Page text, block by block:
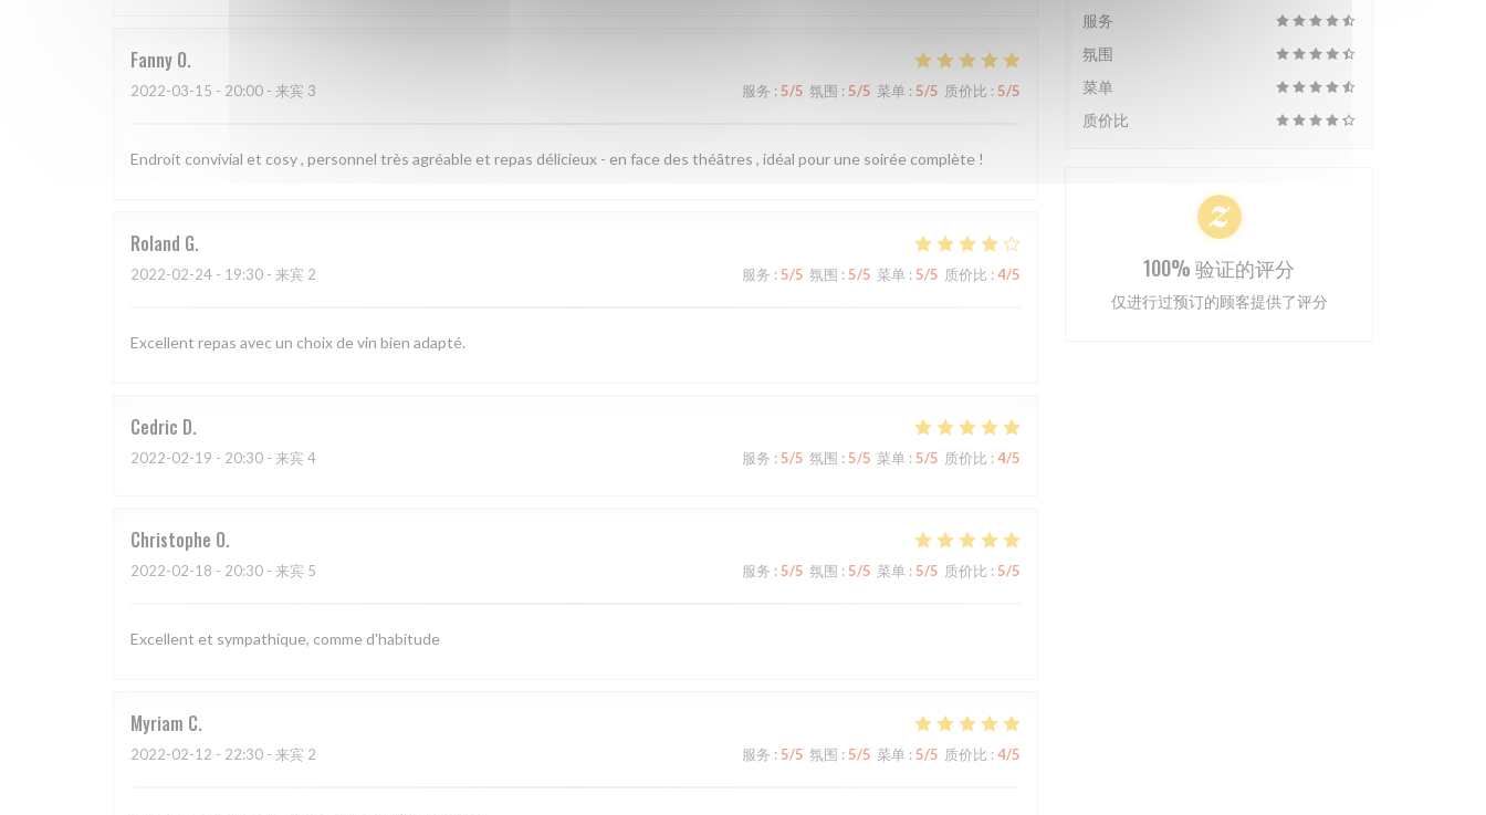
Fanny O
2022-03-15 - 20:00 - 来宾 3 服务 : 5/5 氛围 : 5/5 菜单 : 5/5 质价比 : 5/5
Endroit convivial et cosy , personnel très agréable et repas délicieux - en face des théâtres , idéal pour une soirée complète !
Roland G
2022-02-24 - 19:30 - 来宾 2 服务 : 5/5 氛围 : 5/5 菜单 : 5/5 质价比 : 4/5
Excellent repas avec un choix de vin bien adapté.
Cedric D
2022-02-19 - 20:30 - 来宾 4 服务 : 5/5 氛围 : 5/5 菜单 : 5/5 质价比 : 4/5
Christophe O
2022-02-18 - 20:30 - 来宾 5 服务 : 5/5 氛围 : 5/5 菜单 : 5/5 质价比 : 5/5
Excellent et sympathique, comme d'habitude
Myriam C
2022-02-12 - 22:30 - 来宾 2 服务 : 5/5 氛围 : 5/5 菜单 : 5/5 质价比 : 4/5
服务
氛围
菜单
质价比
100% 验证的评分
仅进行过预订的顾客提供了评分